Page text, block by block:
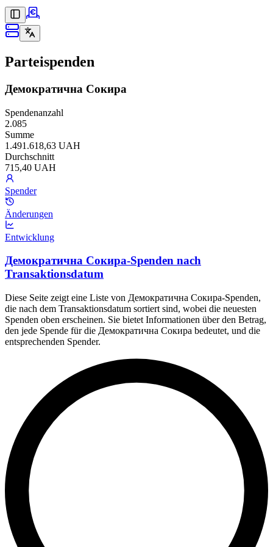
Parteispenden
Демократична Сокира
Spendenanzahl
2.085
Summe
1.491.618,63 UAH
Durchschnitt
715,40 UAH
Spender
Änderungen
Entwicklung
Демократична Сокира-Spenden nach
Transaktionsdatum
Diese Seite zeigt eine Liste von Демократична Сокира-Spenden,
die nach dem Transaktionsdatum sortiert sind, wobei die neuesten
Spenden oben erscheinen. Sie bietet Informationen über den Betrag,
den jede Spende für die Демократична Сокира bedeutet, und die
entsprechenden Spender.